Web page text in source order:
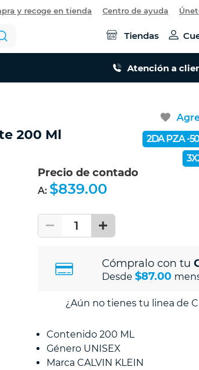
y recoge en tienda Centro de ayuda
Tiendas
Atención a
favorite
200 Ml
Precio de contado
A: $839.00
1
2DA PZA -
Cómpralo con tu
Desde $87.00
¿Aún no tienes tu linea de
Contenido 200 ML
Género UNISEX
Marca CALVIN KLEIN